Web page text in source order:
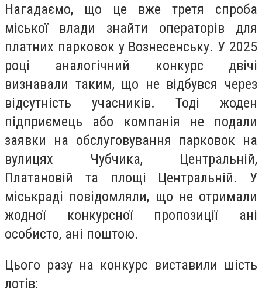
Нагадаємо, що це вже третя спроба
міської влади знайти операторів для
платних парковок у Вознесенську. У 2025
році аналогічний конкурс двічі
визнавали таким, що не відбувся через
відсутність учасників. Тоді жоден
підприємець або компанія не подали
заявки на обслуговування парковок на
вулицях Чубчика, Центральній,
Платановій та площі Центральній. У
міськраді повідомляли, що не отримали
жодної конкурсної пропозиції ані
особисто, ані поштою.
Цього разу на конкурс виставили шість
лотів: